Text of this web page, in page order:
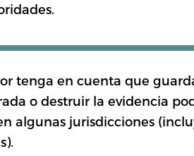
tenga en cuenta que
o destruir la evidencia
algunas jurisdicciones